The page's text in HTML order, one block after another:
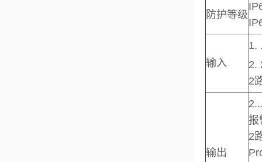
防护等级
输入
1.
2.
2
输出
报
2